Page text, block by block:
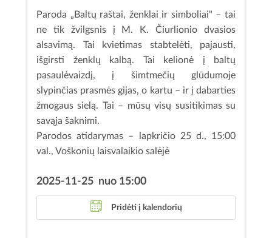
Paroda „Baltų raštai, ženklai ir simboliai" – tai
ne tik žvilgsnis į M. K. Čiurlionio dvasios
alsavimą. Tai kvietimas stabtelėti, pajausti,
išgirsti ženklų kalbą. Tai kelionė į baltų
pasaulėvaizdį, į šimtmečių glūdumoje
slypinčias prasmės gijas, o kartu – ir į dabarties
žmogaus sielą. Tai – mūsų visų susitikimas su
savąja šaknimi.
Parodos atidarymas – lapkričio 25 d., 15:00
val., Voškonių laisvalaikio salėjė
2025-11-25 nuo 15:00
Pridėti į kalendorių